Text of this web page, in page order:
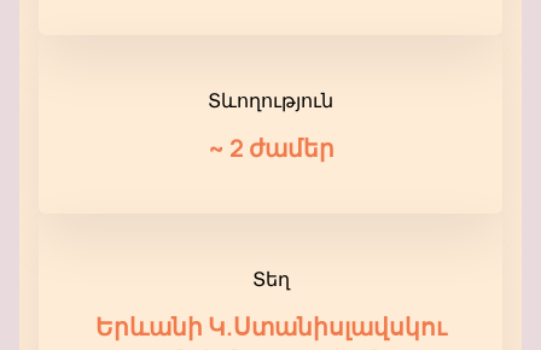
Տևողություն
~ 2 ժամեր
Տեղ
Երևանի Կ.Ստանիսլավսկու